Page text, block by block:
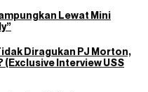
Lewat Mini
Diragukan PJ Morton,
Interview USS